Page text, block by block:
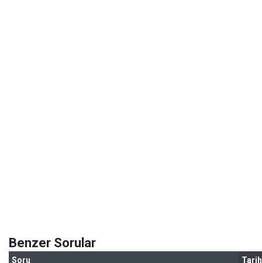
Benzer Sorular
Soru Tarih